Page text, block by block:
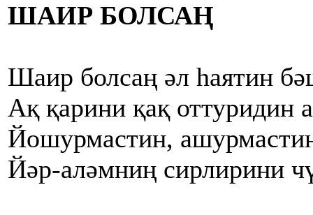
ШАИР БОЛСАҢ
Шаир болсаң әл һаятин
Ақ қарини қақ оттуридин
Йошурмастин,
Йәр-аләмниң сирлирини